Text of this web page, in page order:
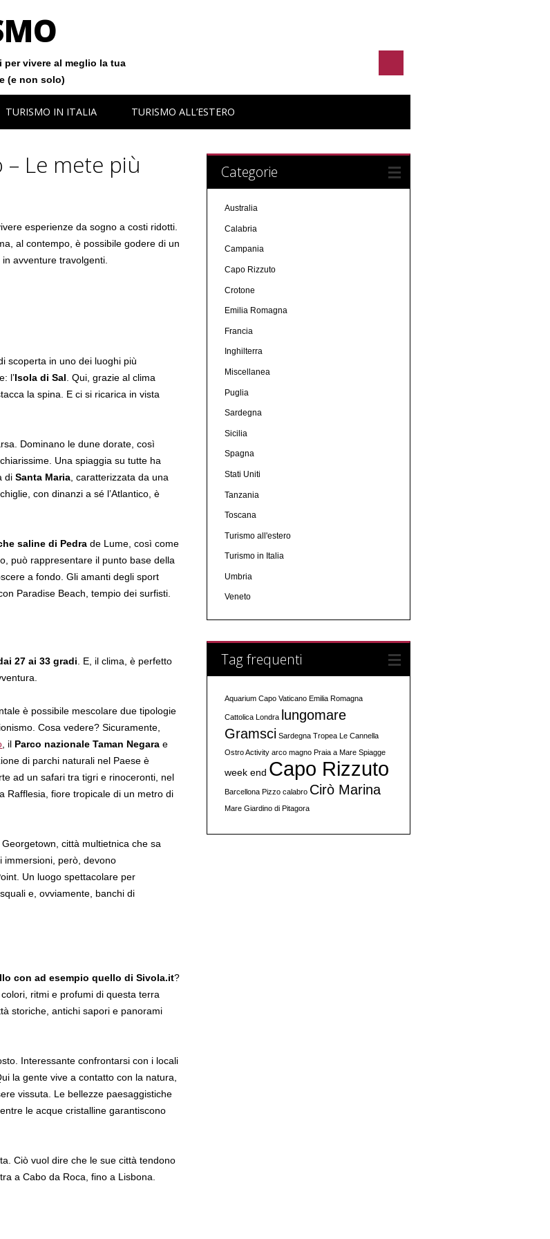
vivere al meglio la tua
(e non solo)
TURISMO IN ITALIA TURISMO ALL’ESTERO
Le mete più
esperienze da sogno a costi ridotti.
al contempo, è possibile godere di un
avventure travolgenti.
scoperta in uno dei luoghi più
l’Isola di Sal . Qui, grazie al clima
la spina. E ci si ricarica in vista
Dominano le dune dorate, così
Una spiaggia su tutte ha
diSanta Maria , caratterizzata da una
con dinanzi a sé l’Atlantico, è
saline di Pedra de Lume, così come
può rappresentare il punto base della
a fondo. Gli amanti degli sport
Paradise Beach, tempio dei surfisti.
27 ai 33 gradi . E, il clima, è perfetto
è possibile mescolare due tipologie
Cosa vedere? Sicuramente,
, il Parco nazionale Taman Negara e
di parchi naturali nel Paese è
ad un safari tra tigri e rinoceronti, nel
Rafflesia, fiore tropicale di un metro di
città multietnica che sa
immersioni, però, devono
Un luogo spettacolare per
e, ovviamente, banchi di
con ad esempio quello di Sivola.it?
ritmi e profumi di questa terra
storiche, antichi sapori e panorami
Interessante confrontarsi con i locali
la gente vive a contatto con la natura,
vissuta. Le bellezze paesaggistiche
le acque cristalline garantiscono
Ciò vuol dire che le sue città tendono
a Cabo da Roca, fino a Lisbona.
Categorie
Australia
Calabria
Campania
Capo Rizzuto
Crotone
Emilia Romagna
Francia
Inghilterra
Miscellanea
Puglia
Sardegna
Sicilia
Spagna
Stati Uniti
Tanzania
Toscana
Turismo all'estero
Turismo in Italia
Umbria
Veneto
Tag frequenti
Aquarium Capo Vaticano Emilia Romagna
Cattolica Londra
lungomare
Gramsci Sardegna Tropea Le Cannella
Ostro Activity arco magno Praia a Mare Spiagge
week end Capo Rizzuto
Barcellona Pizzo calabro Cirò Marina
Mare Giardino di Pitagora